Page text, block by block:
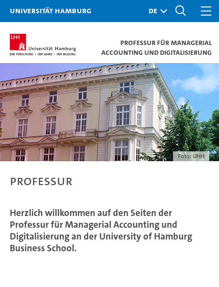
Universität Hamburg
Professur für Managerial
Accounting und Digitalisierung
Foto: UHH
Professur
Herzlich willkommen auf den Seiten der
Professur für Managerial Accounting und
Digitalisierung an der University of Hamburg
Business School.